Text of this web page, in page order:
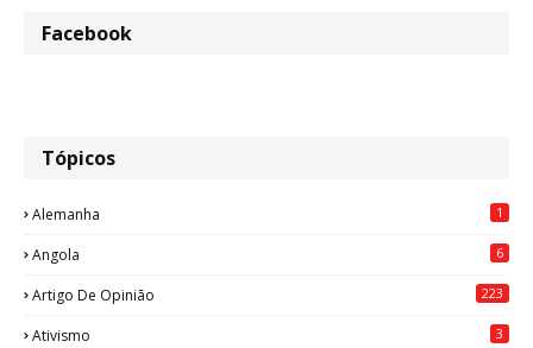
Facebook
Tópicos
Alemanha 1
Angola 6
Artigo De Opinião 223
Ativismo 3